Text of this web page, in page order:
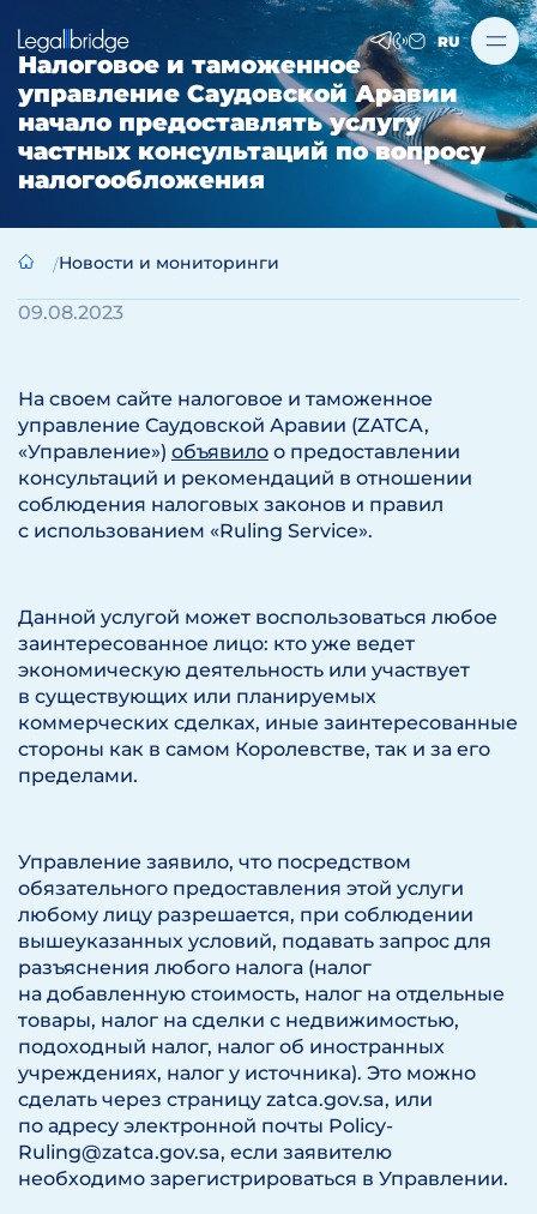
RU
Налоговое и таможенное
управление Саудовской Аравии
начало предоставлять услугу
частных консультаций по вопросу
налогообложения
Новости и мониторинги
09.08.2023
На своем сайте налоговое и таможенное
управление Саудовской Аравии (ZATCA,
«Управление») объявило о предоставлении
консультаций и рекомендаций в отношении
соблюдения налоговых законов и правил
с использованием «Ruling Service».
Данной услугой может воспользоваться любое
заинтересованное лицо: кто уже ведет
экономическую деятельность или участвует
в существующих или планируемых
коммерческих сделках, иные заинтересованные
стороны как в самом Королевстве, так и за его
пределами.
Управление заявило, что посредством
обязательного предоставления этой услуги
любому лицу разрешается, при соблюдении
вышеуказанных условий, подавать запрос для
разъяснения любого налога (налог
на добавленную стоимость, налог на отдельные
товары, налог на сделки с недвижимостью,
подоходный налог, налог об иностранных
учреждениях, налог у источника). Это можно
сделать через страницу zatca.gov.sa, или
по адресу электронной почты Policy-
Ruling@zatca.gov.sa, если заявителю
необходимо зарегистрироваться в Управлении.